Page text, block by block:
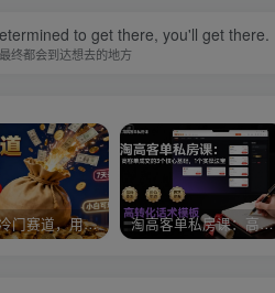
to get there, you'll get there.
终都会到达想去的地方
公众号冷门赛道，用AI做情感漫画，7天开通流量主，操作简单，小白可玩 淘高客单私房课：高客单成交的3个核心基础，1个实操法宝